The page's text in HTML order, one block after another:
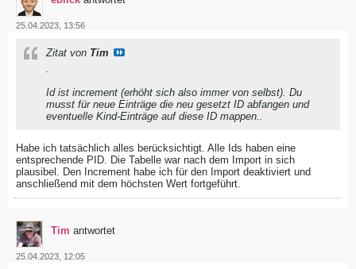
25.04.2023, 13:56
Zitat von Tim
.
Id ist increment (erhöht sich also immer von selbst). Du
musst für neue Einträge die neu gesetzt ID abfangen und
eventuelle Kind-Einträge auf diese ID mappen..
Habe ich tatsächlich alles berücksichtigt. Alle Ids haben eine
entsprechende PID. Die Tabelle war nach dem Import in sich
plausibel. Den Increment habe ich für den Import deaktiviert und
anschließend mit dem höchsten Wert fortgeführt.
Tim antwortet
25.04.2023, 12:05